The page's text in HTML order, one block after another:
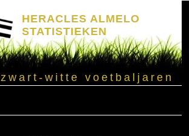
HERACLES ALMELO
STATISTIEKEN
zwart-witte voetbaljaren